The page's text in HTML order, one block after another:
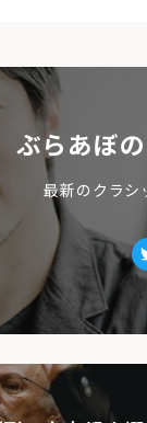
ぶらあぼ
最新のクラシ